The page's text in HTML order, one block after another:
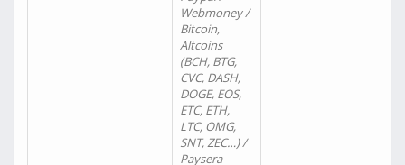
Webmoney /
Bitcoin,
Altcoins
(BCH, BTG,
CVC, DASH,
DOGE, EOS,
ETC, ETH,
LTC, OMG,
SNT, ZEC…) /
Paysera